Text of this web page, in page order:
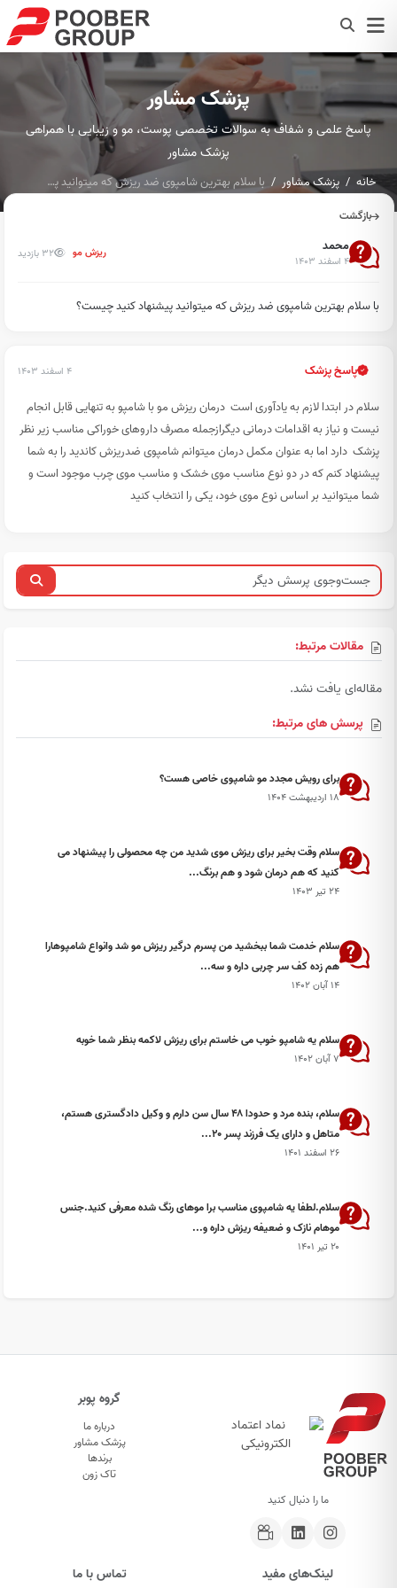
پزشک مشاور
پاسخ علمی و شفاف به سوالات تخصصی پوست، مو و زیبایی با همراهی
پزشک مشاور
خانه پزشک مشاور با سلام بهترین شامپوی ضد ریزش که میتوانید پیشنهاد کنید چیست؟...
بازگشت
محمد
۴ اسفند ۱۴۰۳
ریزش مو 32 بازدید
با سلام بهترین شامپوی ضد ریزش که میتوانید پیشنهاد کنید چیست؟
پاسخ پزشک ۴ اسفند ۱۴۰۳
سلام در ابتدا لازم به یادآوری است درمان ریزش مو با شامپو به تنهایی قابل انجام
نیست و نیاز به اقدامات درمانی دیگرازجمله مصرف داروهای خوراکی مناسب زیر نظر
پزشک دارد اما به عنوان مکمل درمان میتوانم شامپوی ضدریزش کاندید را به شما
پیشنهاد کنم که در دو نوع مناسب موی خشک و مناسب موی چرب موجود است و
شما میتوانید بر اساس نوع موی خود، یکی را انتخاب کنید
مقالات مرتبط:
مقاله‌ای یافت نشد.
پرسش های مرتبط:
برای رویش مجدد مو شامپوی خاصی هست؟
۱۸ اردیبهشت ۱۴۰۴
سلام وقت بخیر برای ریزش موی شدید من چه محصولی را پیشنهاد می
کنید که هم درمان شود و هم برنگ...
۲۴ تیر ۱۴۰۳
سلام خدمت شما ببخشید من پسرم درگیر ریزش مو شد وانواع شامپوهارا
هم زده کف سر چربی داره و سه...
۱۴ آبان ۱۴۰۲
سلام یه شامپو خوب می خاستم برای ریزش لاکمه بنظر شما خوبه
۷ آبان ۱۴۰۲
سلام، بنده مرد و حدودا ۴۸ سال سن دارم و وکیل دادگستری هستم،
متاهل و دارای یک فرزند پسر ۲۰...
۲۶ اسفند ۱۴۰۱
سلام.لطفا یه شامپوی مناسب برا موهای رنگ شده معرفی کنید.جنس
موهام نازک و ضعیفه ریزش داره و...
۲۰ تیر ۱۴۰۱
ما را دنبال کنید
گروه پوبر
درباره ما
پزشک مشاور
برندها
تاک زون
لینک‌های مفید تماس با ما